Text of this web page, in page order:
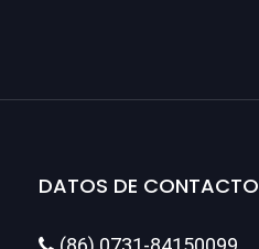
DATOS DE CONTACTO